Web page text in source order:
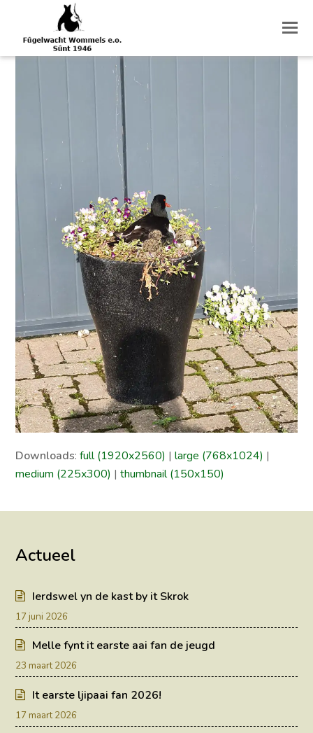
Downloads:full (1920x2560) |large (768x1024) |
medium (225x300) |thumbnail (150x150)
Actueel
Ierdswel yn de kast by it Skrok
17 juni 2026
Melle fynt it earste aai fan de jeugd
23 maart 2026
It earste ljipaai fan 2026!
17 maart 2026